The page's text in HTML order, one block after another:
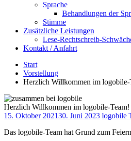
Sprache
Behandlungen der
Stimme
Zusätzliche Leistungen
Lese-Rechtschreib-
Kontakt / Anfahrt
Start
Vorstellung
Herzlich Willkommen im logobile-
Herzlich Willkommen im logobile-Team!
15. Oktober 202130. Juni 2023 logobile
Das logobile-Team hat Grund zum